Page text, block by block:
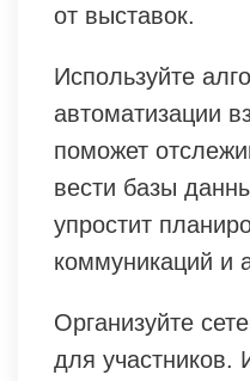
от выставок.
Используйте
автоматизации
поможет
вести базы
упростит
коммуникаций и
Организуйте
для участников.